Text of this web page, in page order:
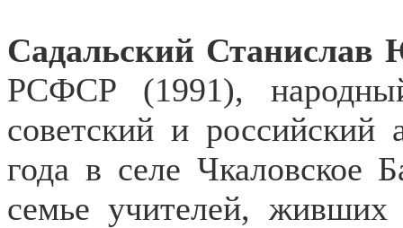
Садальский Станислав
РСФСР (1991),
советский и российский
года в селе Чкаловское
семье учителей,